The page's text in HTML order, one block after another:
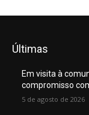
Últimas
Em visita à
compromisso
5 de agosto de 2026